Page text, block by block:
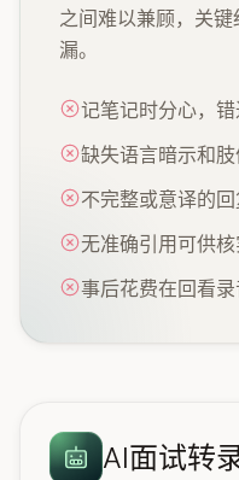
之间难以兼顾，关
漏。
记笔记时分心，
缺失语言暗示和
不完整或意译的回
无准确引用可供核
事后花费在回看
AI面试转